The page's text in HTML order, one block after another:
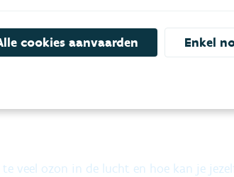
instellen. Zodra die drempel is bereikt
. Je vindt de app ook
veel ozon in de lucht en hoe kan je
cookies aanvaarden Enkel